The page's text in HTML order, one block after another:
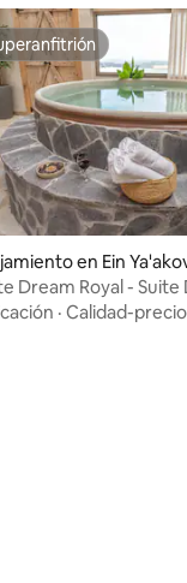
4.97 de 5, 72
en Ein
Dream Royal - Suite
de hidromasaje
· Calidad-precio